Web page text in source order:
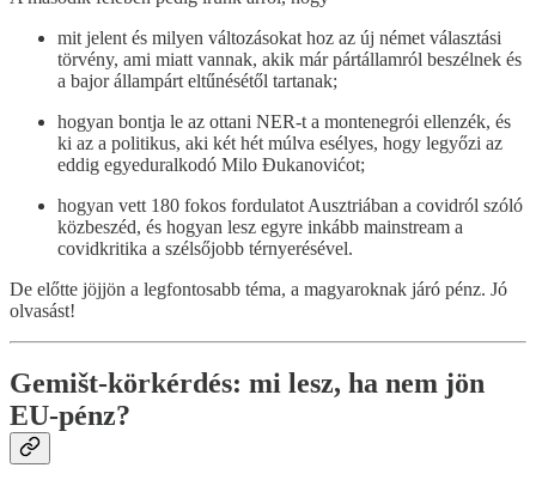
mit jelent és milyen változásokat hoz az új német választási
törvény, ami miatt vannak, akik már pártállamról beszélnek és
a bajor állampárt eltűnésétől tartanak;
hogyan bontja le az ottani NER-t a montenegrói ellenzék, és
ki az a politikus, aki két hét múlva esélyes, hogy legyőzi az
eddig egyeduralkodó Milo Đukanovićot;
hogyan vett 180 fokos fordulatot Ausztriában a covidról szóló
közbeszéd, és hogyan lesz egyre inkább mainstream a
covidkritika a szélsőjobb térnyerésével.
De előtte jöjjön a legfontosabb téma, a magyaroknak járó pénz. Jó
olvasást!
Gemišt-körkérdés: mi lesz, ha nem jön
EU-pénz?